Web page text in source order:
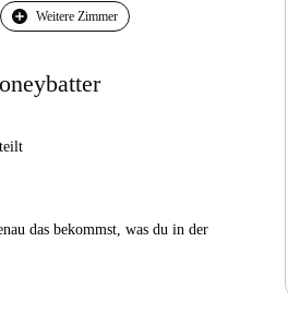
Weitere Zimmer
das bekommst, was du in der